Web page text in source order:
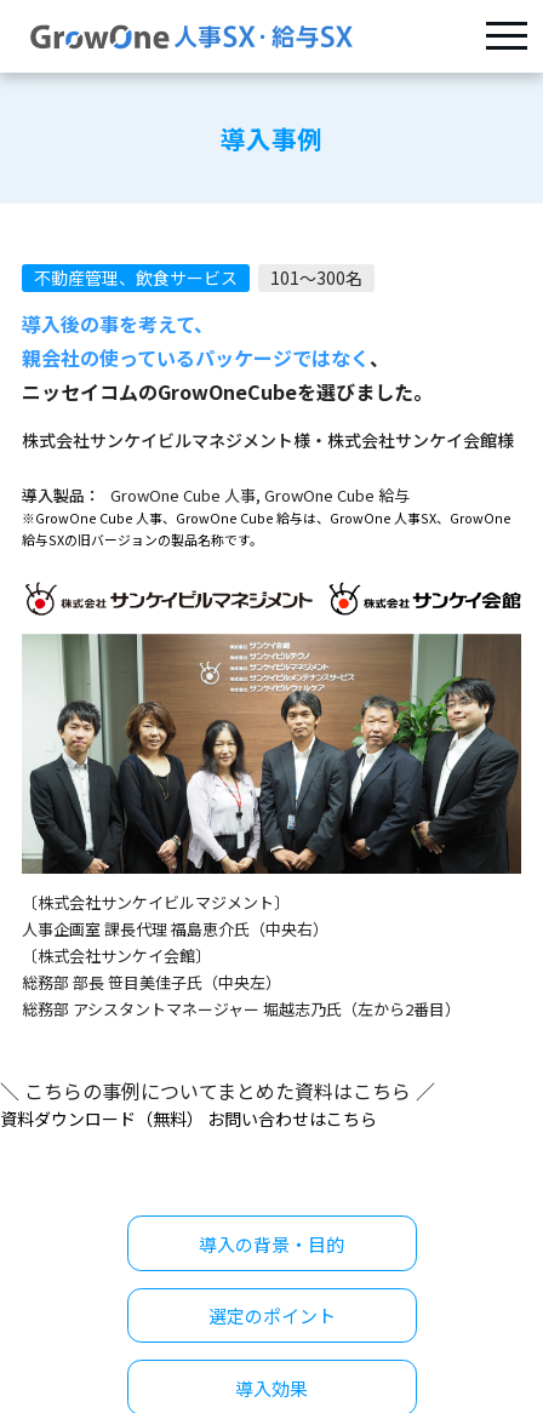
導入事例
〔株式会社サンケイビルマジメント〕
人事企画室 課長代理 福島恵介氏（中央右）
〔株式会社サンケイ会館〕
総務部 部長 笹目美佳子氏（中央左）
総務部 アシスタントマネージャー 堀越志乃氏（左から2番目）
不動産管理、飲食サービス 101～300名
導入後の事を考えて、
親会社の使っているパッケージではなく、
ニッセイコムのGrowOneCubeを選びました。
株式会社サンケイビルマネジメント様・株式会社サンケイ会館様
導入製品： GrowOne Cube 人事, GrowOne Cube 給与
※GrowOne Cube 人事、GrowOne Cube 給与は、GrowOne 人事SX、GrowOne
給与SXの旧バージョンの製品名称です。
＼ こちらの事例についてまとめた資料はこちら ／
資料ダウンロード（無料） お問い合わせはこちら
導入の背景・目的
選定のポイント
導入効果